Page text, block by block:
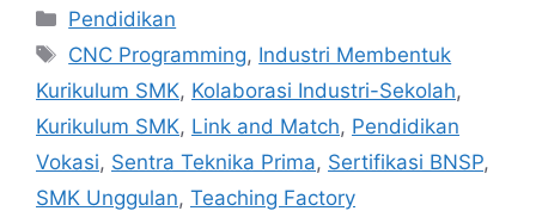
Categories
Pendidikan
Tags
CNC Programming, Industri Membentuk
Kurikulum SMK, Kolaborasi Industri-Sekolah,
Kurikulum SMK, Link and Match, Pendidikan
Vokasi, Sentra Teknika Prima, Sertifikasi BNSP,
SMK Unggulan, Teaching Factory